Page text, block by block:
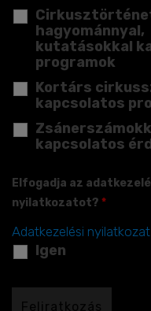
hagyománnyal,
kutatásokkal
programok
Kortárs
kapcsolatos
kapcsolatos
Elfogadja az
nyilatkozatot? *
Igen
Adatkezelési nyilatkozat